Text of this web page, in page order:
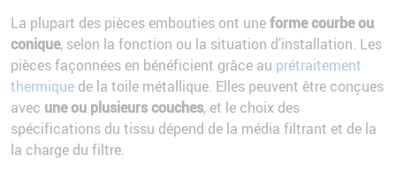
La plupart des pièces embouties ont uneforme courbe ou
conique, selon la fonction ou la situation d’installation. Les
pièces façonnées en bénéficient grâce au prétraitement
thermique de la toile métallique. Elles peuvent être conçues
avec une ou plusieurs couches, et le choix des
spécifications du tissu dépend de la média filtrant et de la
la charge du filtre.